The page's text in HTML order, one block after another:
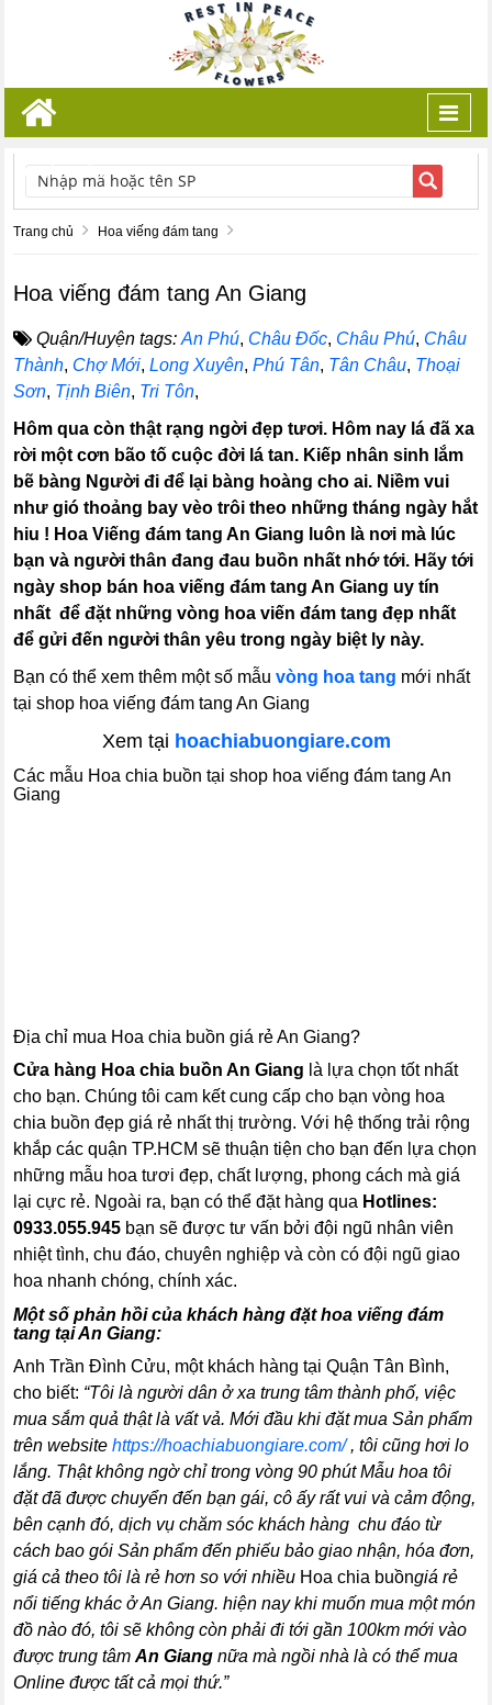
TÌM KIẾM
Trang chủ Hoa viếng đám tang
Hoa viếng đám tang An Giang
Quận/Huyện tags: An Phú, Châu Đốc, Châu Phú, Châu
Thành, Chợ Mới,Long Xuyên,Phú Tân, Tân Châu, Thoại
Sơn, Tịnh Biên, Tri Tôn,
Hôm qua còn thật rạng ngời đẹp tươi. Hôm nay lá đã xa
rời một cơn bão tố cuộc đời lá tan. Kiếp nhân sinh lắm
bẽ bàng Người đi để lại bàng hoàng cho ai. Niềm vui
như gió thoảng bay vèo trôi theo những tháng ngày hắt
hiu ! Hoa Viếng đám tang An Giang luôn là nơi mà lúc
bạn và người thân đang đau buồn nhất nhớ tới. Hãy tới
ngày shop bán hoa viếng đám tang An Giang uy tín
nhất để đặt những vòng hoa viến đám tang đẹp nhất
để gửi đến người thân yêu trong ngày biệt ly này.
Bạn có thể xem thêm một số mẫu vòng hoa tang mới nhất
tại shop hoa viếng đám tang An Giang
Xem tại hoachiabuongiare.com
Các mẫu Hoa chia buồn tại shop hoa viếng đám tang An
Giang
Địa chỉ mua Hoa chia buồn giá rẻ An Giang?
Cửa hàng Hoa chia buồn An Giang là lựa chọn tốt nhất
cho bạn. Chúng tôi cam kết cung cấp cho bạn vòng hoa
chia buồn đẹp giá rẻ nhất thị trường. Với hệ thống trải rộng
khắp các quận TP.HCM sẽ thuận tiện cho bạn đến lựa chọn
những mẫu hoa tươi đẹp, chất lượng, phong cách mà giá
lại cực rẻ. Ngoài ra, bạn có thể đặt hàng qua Hotlines:
0933.055.945 bạn sẽ được tư vấn bởi đội ngũ nhân viên
nhiệt tình, chu đáo, chuyên nghiệp và còn có đội ngũ giao
hoa nhanh chóng, chính xác.
Một số phản hồi của khách hàng đặt hoa viếng đám
tang tại An Giang:
Anh Trần Đình Cửu, một khách hàng tại Quận Tân Bình,
cho biết: “Tôi là người dân ở xa trung tâm thành phố, việc
mua sắm quả thật là vất vả. Mới đầu khi đặt mua Sản phẩm
trên websitehttps://hoachiabuongiare.com/, tôi cũng hơi lo
lắng. Thật không ngờ chỉ trong vòng 90 phút Mẫu hoa tôi
đặt đã được chuyển đến bạn gái, cô ấy rất vui và cảm động,
bên cạnh đó, dịch vụ chăm sóc khách hàng chu đáo từ
cách bao gói Sản phẩm đến phiếu bảo giao nhận, hóa đơn,
giá cả theo tôi là rẻ hơn so với nhiều Hoa chia buồngiá rẻ
nổi tiếng khác ở An Giang. hiện nay khi muốn mua một món
đồ nào đó, tôi sẽ không còn phải đi tới gần 100km mới vào
được trung tâmAn Giang nữa mà ngồi nhà là có thể mua
Online được tất cả mọi thứ.”